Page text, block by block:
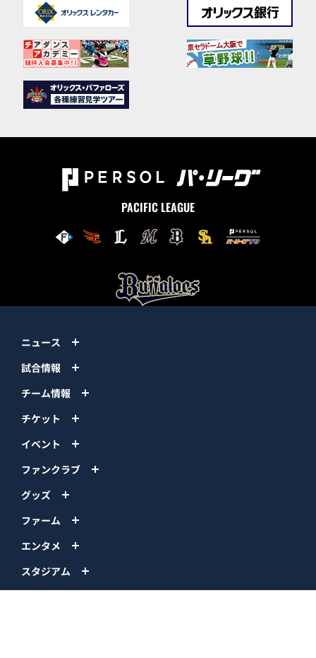
PACIFIC LEAGUE
ニュース
試合情報
チーム情報
チケット
イベント
ファンクラブ
グッズ
ファーム
エンタメ
スタジアム